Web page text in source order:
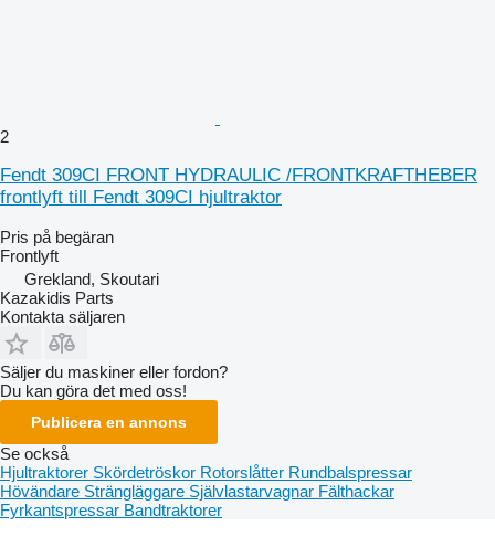
2
Fendt 309CI FRONT HYDRAULIC /FRONTKRAFTHEBER
frontlyft till Fendt 309CI hjultraktor
Pris på begäran
Frontlyft
Grekland, Skoutari
Kazakidis Parts
Kontakta säljaren
Säljer du maskiner eller fordon?
Du kan göra det med oss!
Publicera en annons
Se också
Hjultraktorer Skördetröskor Rotorslåtter Rundbalspressar
Hövändare Strängläggare Självlastarvagnar Fälthackar
Fyrkantspressar Bandtraktorer